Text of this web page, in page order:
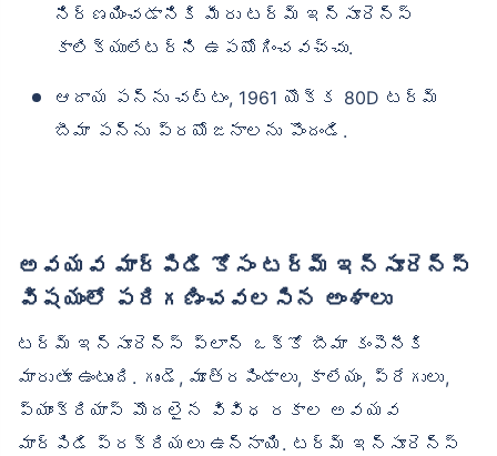
నిర్ణయించడానికి మీరు టర్మ్ ఇన్సూరెన్స్
కాలిక్యులేటర్‌ని ఉపయోగించవచ్చు.
ఆదాయ పన్ను చట్టం, 1961 యొక్క 80D టర్మ్
బీమా పన్ను ప్రయోజనాలను పొందండి.
అవయవ మార్పిడి కోసం టర్మ్ ఇన్సూరెన్స్
విషయంలో పరిగణించవలసిన అంశాలు
టర్మ్ ఇన్సూరెన్స్ ప్లాన్ ఒక్కో బీమా కంపెనీకి
మారుతూ ఉంటుంది. గుండె, మూత్రపిండాలు, కాలేయం, ప్రేగులు,
ప్యాంక్రియాస్ మొదలైన వివిధ రకాల అవయవ
మార్పిడి ప్రక్రియలు ఉన్నాయి. టర్మ్ ఇన్సూరెన్స్